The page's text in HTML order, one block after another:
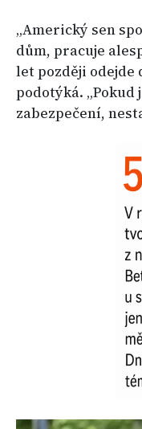
„Americký sen
dům, pracuje
let později odejde
podotýká.
zabezpečení,